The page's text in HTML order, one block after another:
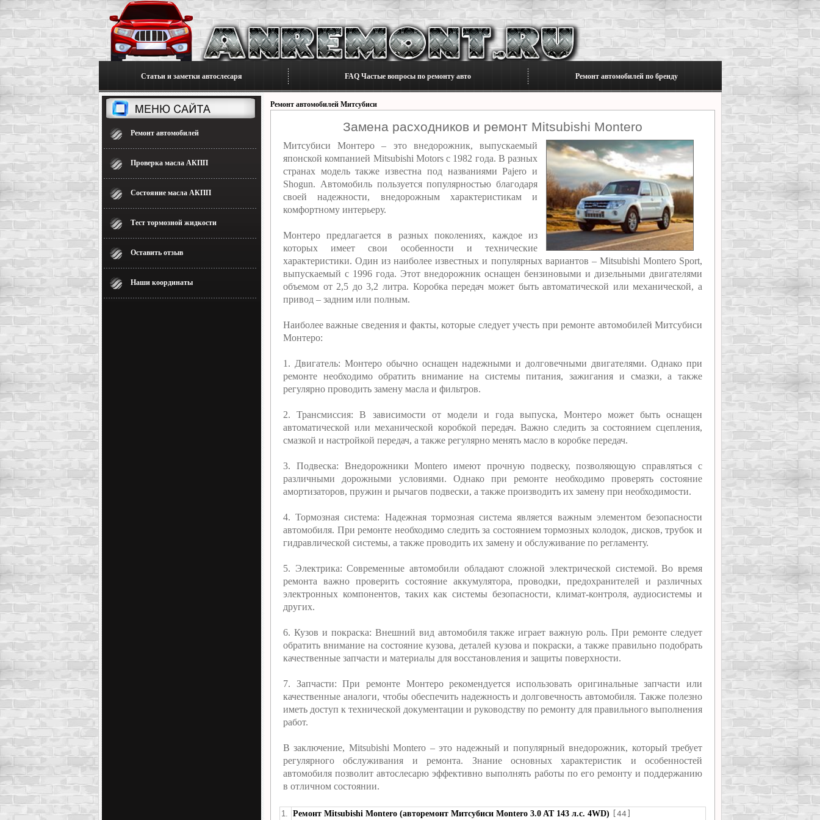
Статьи и заметки автослесаря FAQ Частые вопросы по ремонту авто Ремонт автомобилей по бренду
Ремонт автомобилей
Проверка масла АКПП
Состояние масла АКПП
Тест тормозной жидкости
Оставить отзыв
Наши координаты
Ремонт автомобилей Митсубиси
Замена расходников и ремонт Mitsubishi Montero
Митсубиси Монтеро – это внедорожник, выпускаемый
японской компанией Mitsubishi Motors с 1982 года. В разных
странах модель также известна под названиями Pajero и
Shogun. Автомобиль пользуется популярностью благодаря
своей надежности, внедорожным характеристикам и
комфортному интерьеру.
Монтеро предлагается в разных поколениях, каждое из
которых имеет свои особенности и технические
характеристики. Один из наиболее известных и популярных вариантов – Mitsubishi Montero Sport,
выпускаемый с 1996 года. Этот внедорожник оснащен бензиновыми и дизельными двигателями
объемом от 2,5 до 3,2 литра. Коробка передач может быть автоматической или механической, а
привод – задним или полным.
Наиболее важные сведения и факты, которые следует учесть при ремонте автомобилей Митсубиси
Монтеро:
1. Двигатель: Монтеро обычно оснащен надежными и долговечными двигателями. Однако при
ремонте необходимо обратить внимание на системы питания, зажигания и смазки, а также
регулярно проводить замену масла и фильтров.
2. Трансмиссия: В зависимости от модели и года выпуска, Монтеро может быть оснащен
автоматической или механической коробкой передач. Важно следить за состоянием сцепления,
смазкой и настройкой передач, а также регулярно менять масло в коробке передач.
3. Подвеска: Внедорожники Montero имеют прочную подвеску, позволяющую справляться с
различными дорожными условиями. Однако при ремонте необходимо проверять состояние
амортизаторов, пружин и рычагов подвески, а также производить их замену при необходимости.
4. Тормозная система: Надежная тормозная система является важным элементом безопасности
автомобиля. При ремонте необходимо следить за состоянием тормозных колодок, дисков, трубок и
гидравлической системы, а также проводить их замену и обслуживание по регламенту.
5. Электрика: Современные автомобили обладают сложной электрической системой. Во время
ремонта важно проверить состояние аккумулятора, проводки, предохранителей и различных
электронных компонентов, таких как системы безопасности, климат-контроля, аудиосистемы и
других.
6. Кузов и покраска: Внешний вид автомобиля также играет важную роль. При ремонте следует
обратить внимание на состояние кузова, деталей кузова и покраски, а также правильно подобрать
качественные запчасти и материалы для восстановления и защиты поверхности.
7. Запчасти: При ремонте Монтеро рекомендуется использовать оригинальные запчасти или
качественные аналоги, чтобы обеспечить надежность и долговечность автомобиля. Также полезно
иметь доступ к технической документации и руководству по ремонту для правильного выполнения
работ.
В заключение, Mitsubishi Montero – это надежный и популярный внедорожник, который требует
регулярного обслуживания и ремонта. Знание основных характеристик и особенностей
автомобиля позволит автослесарю эффективно выполнять работы по его ремонту и поддержанию
в отличном состоянии.
1. Ремонт Mitsubishi Montero (авторемонт Митсубиси Montero 3.0 AT 143 л.с. 4WD) [44]